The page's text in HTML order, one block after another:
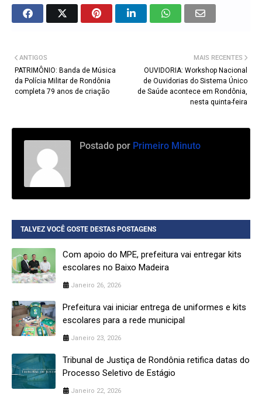
MAIS RECENTES
OUVIDORIA: Workshop Nacional
de Ouvidorias do Sistema Único
de Saúde acontece em Rondônia,
nesta quinta-feira
ANTIGOS
PATRIMÔNIO: Banda de Música
da Polícia Militar de Rondônia
completa 79 anos de criação
Postado por Primeiro Minuto
TALVEZ VOCÊ GOSTE DESTAS POSTAGENS
Com apoio do MPE, prefeitura vai entregar kits
escolares no Baixo Madeira
Janeiro 26, 2026
Prefeitura vai iniciar entrega de uniformes e kits
escolares para a rede municipal
Janeiro 23, 2026
Tribunal de Justiça de Rondônia retifica datas do
Processo Seletivo de Estágio
Janeiro 22, 2026